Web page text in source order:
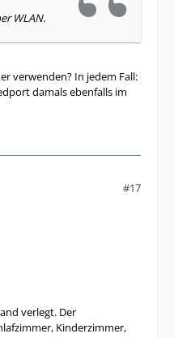
WLAN.
verwenden? In jedem Fall:
damals ebenfalls im
#17
verlegt. Der
Kinderzimmer,